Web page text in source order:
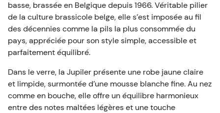
Retrouvez un guide pratique pour choisir la tireuse à bière idéale
comprenezcomment fonctionne une tireuse
, et découvrez des
idées pour
associer votre bière à des plats ou créer
originales salé-sucré.
basse, brassée en Belgique depuis 1966. Véritable pilier
de la culture brassicole belge, elle s’est imposée au fil
des décennies comme la pils la plus consommée du
pays, appréciée pour son style simple, accessible et
parfaitement équilibré.
Dans le verre, la Jupiler présente une robe jaune claire
et limpide, surmontée d’une mousse blanche fine. Au nez
comme en bouche, elle offre un équilibre harmonieux
entre des notes maltées légères et une touche